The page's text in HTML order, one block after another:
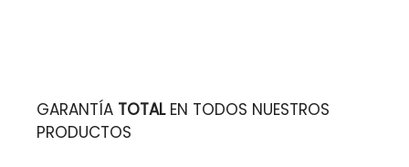
GARANTÍA TOTALEN TODOS NUESTROS
PRODUCTOS